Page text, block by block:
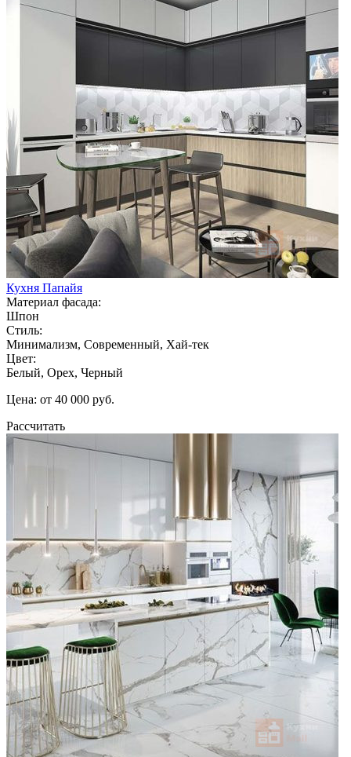
Кухня Папайя
Материал фасада:
Шпон
Стиль:
Минимализм, Современный, Хай-тек
Цвет:
Белый, Орех, Черный
Цена: от 40 000 руб.
Рассчитать